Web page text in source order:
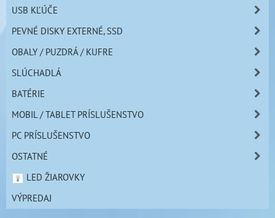
USB KĽÚČE
PEVNÉ DISKY EXTERNÉ, SSD
OBALY / PUZDRÁ / KUFRE
SLÚCHADLÁ
BATÉRIE
MOBIL / TABLET PRÍSLUŠENSTVO
PC PRÍSLUŠENSTVO
OSTATNÉ
LED ŽIAROVKY
VÝPREDAJ